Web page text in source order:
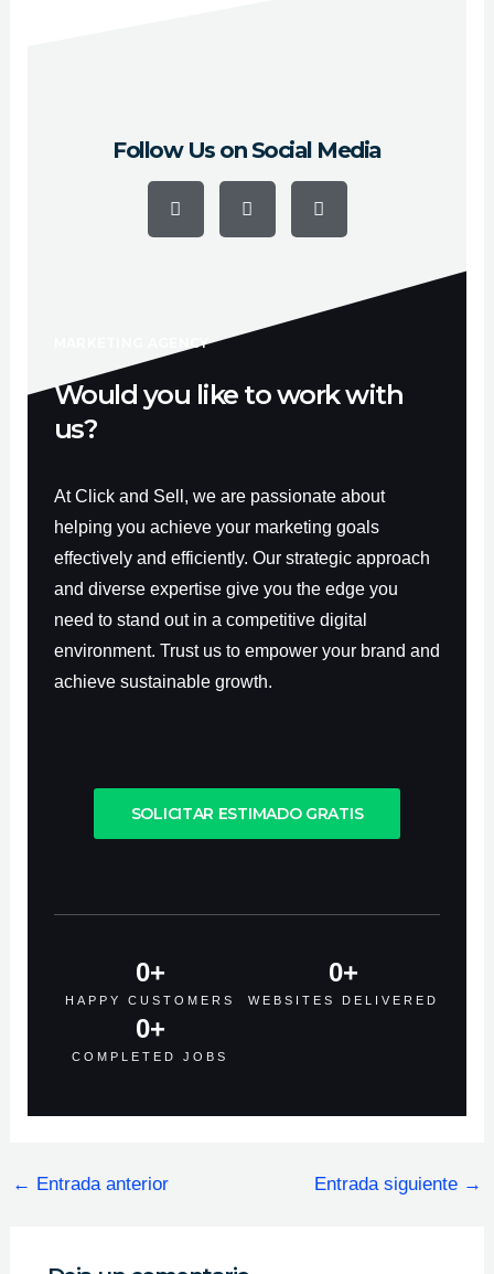
Follow Us on Social Media
c
u
s
MARKETING AGENCY
Would you like to work with
us?
At Click and Sell, we are passionate about
helping you achieve your marketing goals
effectively and efficiently. Our strategic approach
and diverse expertise give you the edge you
need to stand out in a competitive digital
environment. Trust us to empower your brand and
achieve sustainable growth.
SOLICITAR ESTIMADO GRATIS
HAPPY CUSTOMERS
0+
WEBSITES DELIVERED
0+
COMPLETED JOBS
0+
← Entrada anterior Entrada siguiente →